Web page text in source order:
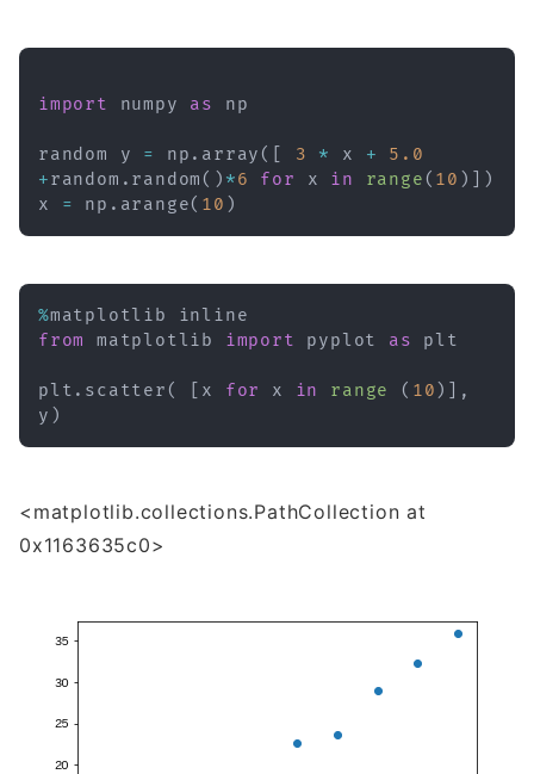
import numpy as np
random y = np . array ( 3 * x +
5.0
+random . random ( ) *6 for x in range ( 10 )
)
x = np . arange( 10 )
%
from
matplotlib import pyplot as plt
plt . scatter ( x for x in range ( 10 )
,
y )
<matplotlib.collections.PathCollection at
0x1163635c0>